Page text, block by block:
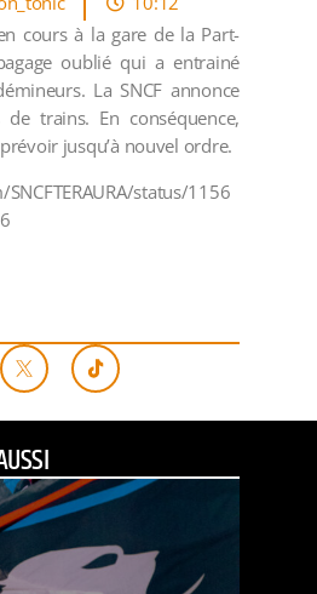
cours à la gare de la Part-
oublié qui a entrainé
La SNCF annonce
trains. En conséquence,
jusqu’à nouvel ordre.
status/1156